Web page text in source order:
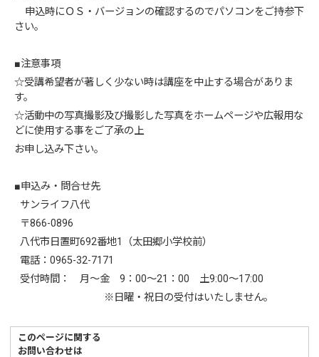
申込時にＯＳ・バージョンの確認するのでパソコンをご持参下
さい。
■注意事項
☆受講希望者が著しく少ない時は講座を中止する場合がありま
す。
☆活動中の写真撮影及び撮影した写真をホームページや広報用な
どに使用する事をご了承の上
お申し込み下さい。
■申込み・問合せ先
サンライフ八代
〒866-0896
八代市日置町692番地1（太田郷小学校前）
電話：0965-32-7171
受付時間： 月～金 9：00～21：00 土9:00～17:00
※日曜・祝日の受付はいたしません。
このページに関する
お問い合わせは